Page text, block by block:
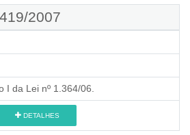
2007
I da Lei nº 1.364/06.
DETALHES